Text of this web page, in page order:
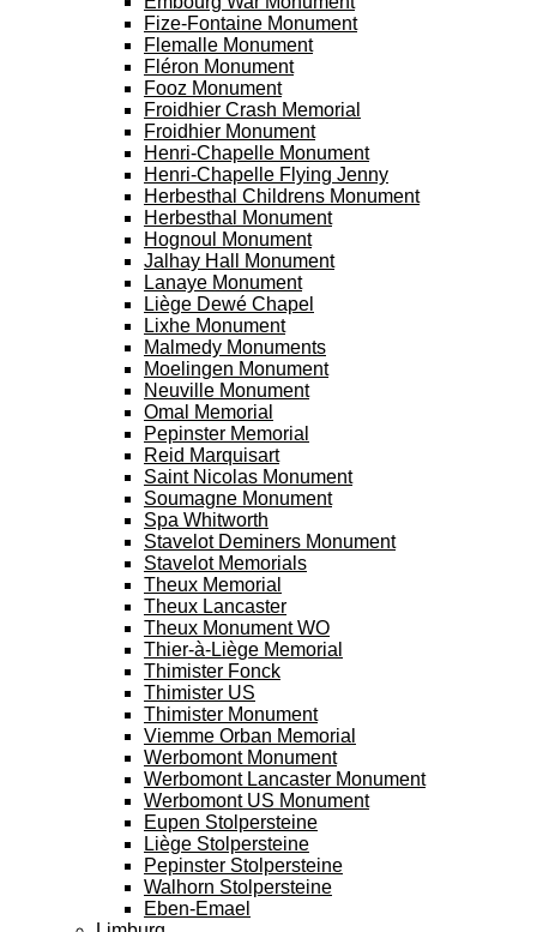
Fize-Fontaine Monument
Flemalle Monument
Fléron Monument
Fooz Monument
Froidhier Crash Memorial
Froidhier Monument
Henri-Chapelle Monument
Henri-Chapelle Flying Jenny
Herbesthal Childrens Monument
Herbesthal Monument
Hognoul Monument
Jalhay Hall Monument
Lanaye Monument
Liège Dewé Chapel
Lixhe Monument
Malmedy Monuments
Moelingen Monument
Neuville Monument
Omal Memorial
Pepinster Memorial
Reid Marquisart
Saint Nicolas Monument
Soumagne Monument
Spa Whitworth
Stavelot Deminers Monument
Stavelot Memorials
Theux Memorial
Theux Lancaster
Theux Monument WO
Thier-à-Liège Memorial
Thimister Fonck
Thimister US
Thimister Monument
Viemme Orban Memorial
Werbomont Monument
Werbomont Lancaster Monument
Werbomont US Monument
Eupen Stolpersteine
Liège Stolpersteine
Pepinster Stolpersteine
Walhorn Stolpersteine
Eben-Emael